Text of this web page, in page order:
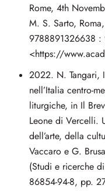
Rome, 4th
M. S. Sarto,
9788891326638 :
<https://
2022. N. Tangari,
nell’Italia centro-
liturgiche, in Il
Leone di Vercelli.
dell’arte, della
Vaccaro e G.
(Studi e ricerche
86854-94-8, pp.